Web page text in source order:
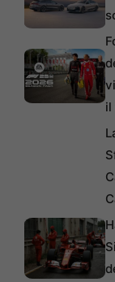
il